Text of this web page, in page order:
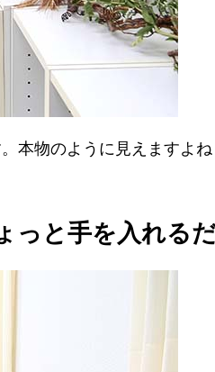
本物のように見えますよ
っと手を入れる